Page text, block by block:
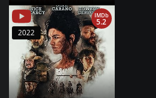
IMDb
5.2
2022